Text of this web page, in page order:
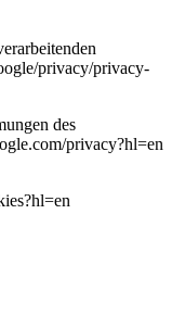
privacy/privacy-
des
privacy?hl=en